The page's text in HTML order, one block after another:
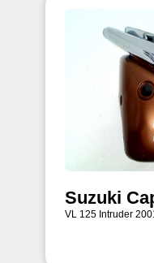
Suzuki
VL 125 Intruder